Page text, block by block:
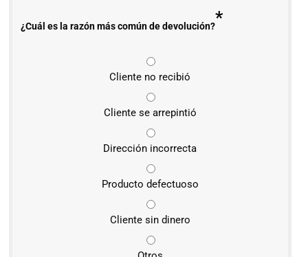
¿Cuál es la razón más común de devolución?*
Cliente no recibió
Cliente se arrepintió
Dirección incorrecta
Producto defectuoso
Cliente sin dinero